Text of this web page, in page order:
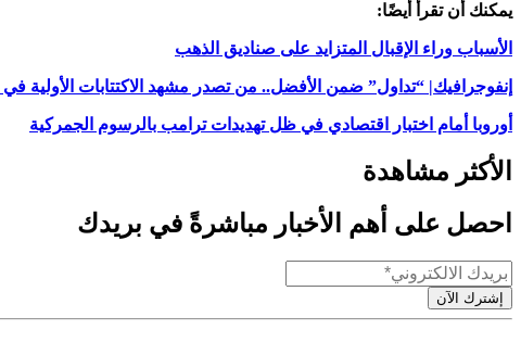
يمكنك أن تقرأ أيضًا:
الأسباب وراء الإقبال المتزايد على صناديق الذهب
إنفوجرافيك| “تداول” ضمن الأفضل.. من تصدر مشهد الاكتتابات الأولية في 2025؟
أوروبا أمام اختبار اقتصادي في ظل تهديدات ترامب بالرسوم الجمركية
الأكثر مشاهدة
احصل على أهم الأخبار مباشرةً في بريدك
إشترك الآن